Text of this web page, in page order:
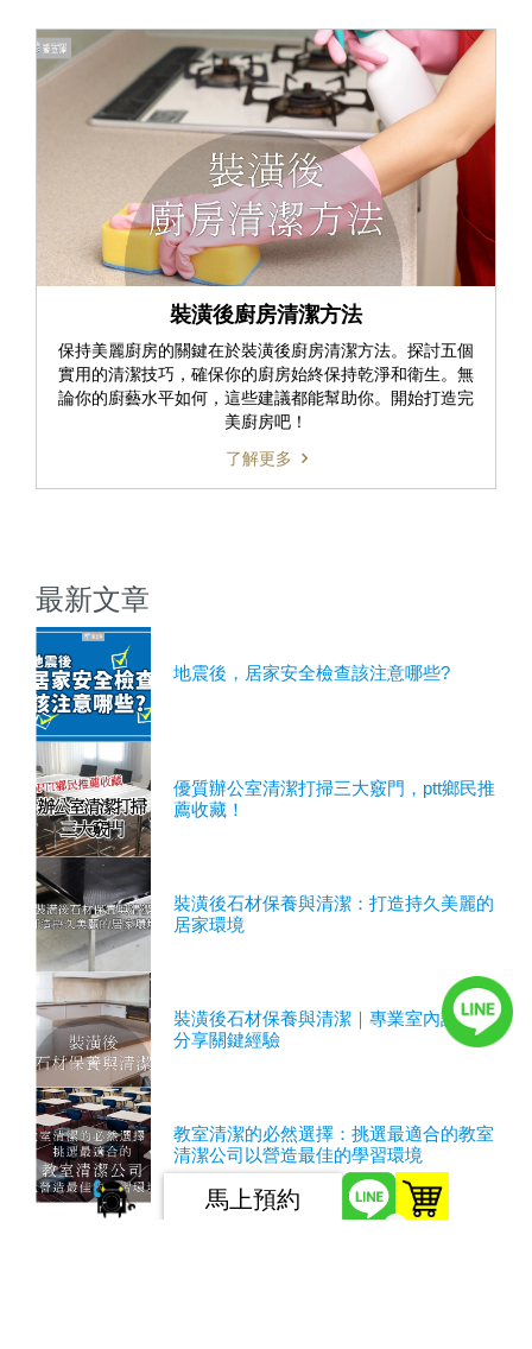
裝潢後廚房清潔方法
保持美麗廚房的關鍵在於裝潢後廚房清潔方法。探討五個
實用的清潔技巧，確保你的廚房始終保持乾淨和衛生。無
論你的廚藝水平如何，這些建議都能幫助你。開始打造完
美廚房吧！
了解更多
最新文章
地震後，居家安全檢查該注意哪些?
優質辦公室清潔打掃三大竅門，ptt鄉民推
薦收藏！
裝潢後石材保養與清潔：打造持久美麗的
居家環境
裝潢後石材保養與清潔｜專業室內設計師
分享關鍵經驗
教室清潔的必然選擇：挑選最適合的教室
清潔公司以營造最佳的學習環境
馬上預約